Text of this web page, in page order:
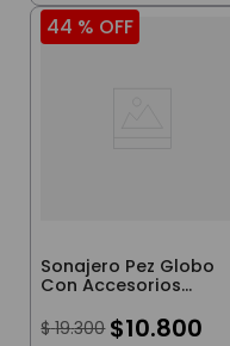
44 % OFF
Sonajero Pez Globo
Con Accesorios
$ 19.300 $10.800